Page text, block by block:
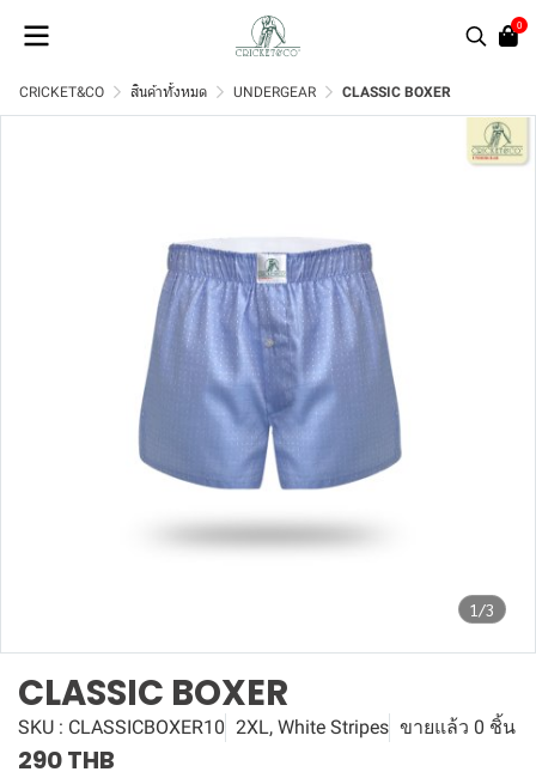
0
CRICKET&CO สินค้าทั้งหมด UNDERGEAR CLASSIC BOXER
1/3
CLASSIC BOXER
SKU : CLASSICBOXER10 2XL, White Stripes ขายแล้ว 0 ชิ้น
290 THB